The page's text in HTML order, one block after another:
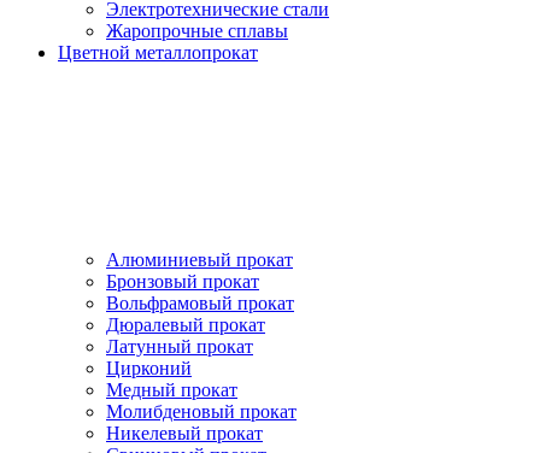
Электротехнические стали
Жаропрочные сплавы
Цветной металлопрокат
Алюминиевый прокат
Бронзовый прокат
Вольфрамовый прокат
Дюралевый прокат
Латунный прокат
Цирконий
Медный прокат
Молибденовый прокат
Никелевый прокат